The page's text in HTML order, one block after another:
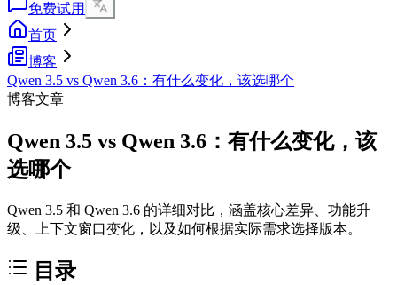
免费试用
首页
博客
Qwen 3.5 vs Qwen 3.6：有什么变化，该选哪个
博客文章
Qwen 3.5 vs Qwen 3.6：有什么变化，该
选哪个
Qwen 3.5 和 Qwen 3.6 的详细对比，涵盖核心差异、功能升
级、上下文窗口变化，以及如何根据实际需求选择版本。
目录